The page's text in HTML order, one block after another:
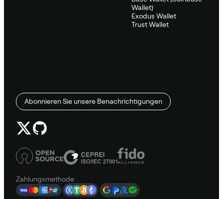
Wallet)
Exodus Wallet
Trust Wallet
Abonnieren Sie unsere Benachrichtigungen
Zahlungsmethode